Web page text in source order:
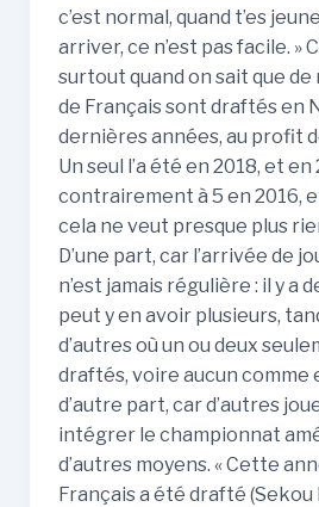
c’est normal, quand t’es
arriver, ce n’est pas facile. »
surtout quand on sait que de
de Français sont draftés en
dernières années, au profit
Un seul l’a été en 2018, et en
contrairement à 5 en 2016,
cela ne veut presque plus
D’une part, car l’arrivée de
n’est jamais régulière : il y a
peut y en avoir plusieurs,
d’autres où un ou deux
draftés, voire aucun comme
d’autre part, car d’autres
intégrer le championnat
d’autres moyens. « Cette
Français a été drafté (Sekou